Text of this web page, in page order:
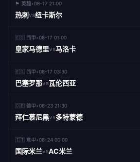
🏴󠁧󠁢󠁥󠁮󠁧󠁿 英超•08-17 21:00
热刺 vs纽卡斯尔
🇪🇸 西甲•08-17 01:00
皇家马德里vs马洛卡
🇪🇸 西甲•08-17 03:30
巴塞罗那vs瓦伦西亚
🇩🇪 德甲•08-23 21:30
拜仁慕尼黑vs多特蒙德
🇮🇹 意甲•08-24 00:00
国际米兰vsAC米兰